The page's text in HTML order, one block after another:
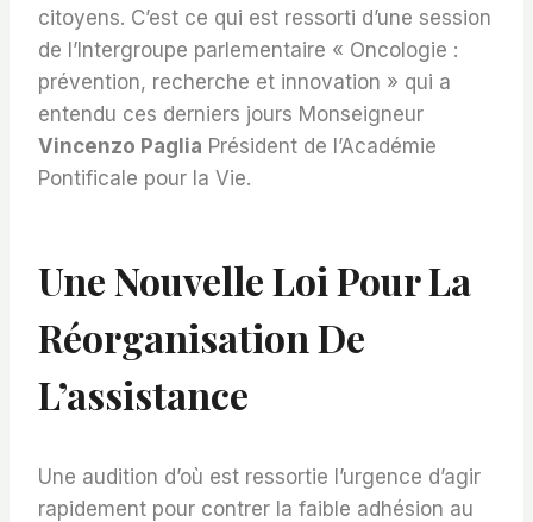
citoyens. C’est ce qui est ressorti d’une session
de l’Intergroupe parlementaire « Oncologie :
prévention, recherche et innovation » qui a
entendu ces derniers jours Monseigneur
Vincenzo Paglia Président de l’Académie
Pontificale pour la Vie.
Une Nouvelle Loi Pour La
Réorganisation De
L’assistance
Une audition d’où est ressortie l’urgence d’agir
rapidement pour contrer la faible adhésion au